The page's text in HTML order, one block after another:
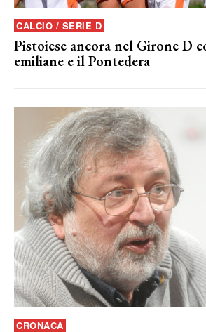
CALCIO / SERIE D
Pistoiese ancora nel Girone D
emiliane e il Pontedera
CRONACA